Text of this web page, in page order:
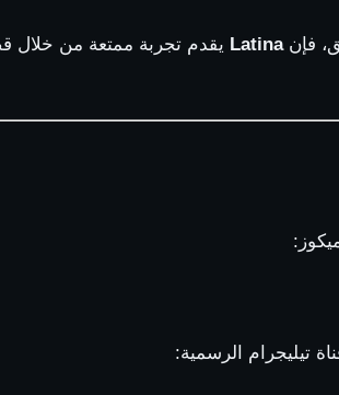
فإنLatina يقدم تجربة ممتعة من خلال
تيليجرام الرسمية: